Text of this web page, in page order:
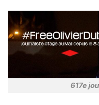
617e